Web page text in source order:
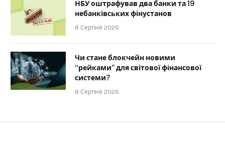
НБУ оштрафував два банки та 19
небанківських фінустанов
8 Серпня 2026
Чи стане блокчейн новими
“рейками” для світової фінансової
системи?
8 Серпня 2026